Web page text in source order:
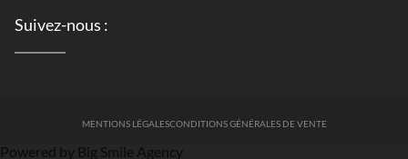
Suivez-nous :
MENTIONS LÉGALESCONDITIONS GÉNÉRALES DE VENTE
Powered by Big Smile Agency